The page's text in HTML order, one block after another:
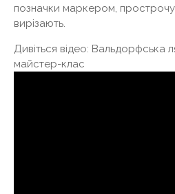
позначки маркером,
вирізають.
Дивіться відео: Вальдорфська
майстер-клас